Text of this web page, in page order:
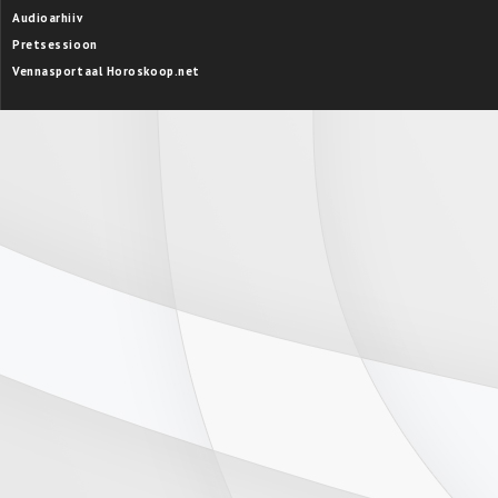
Audioarhiiv
Pretsessioon
Vennasportaal Horoskoop.net